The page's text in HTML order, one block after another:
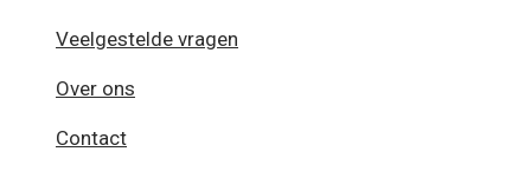
Veelgestelde vragen
Over ons
Contact